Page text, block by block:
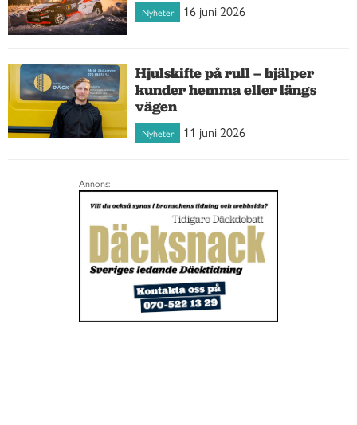
Nyheter 16 juni 2026
Hjulskifte på rull – hjälper
kunder hemma eller längs
vägen
Nyheter 11 juni 2026
Annons: